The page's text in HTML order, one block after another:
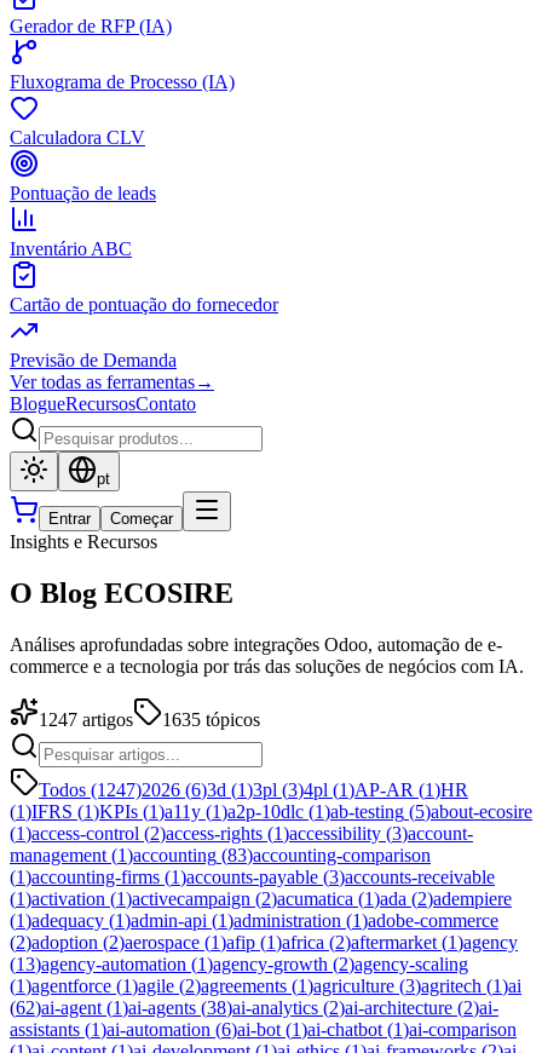
Gerador de RFP (IA)
Fluxograma de Processo (IA)
Calculadora CLV
Pontuação de leads
Inventário ABC
Cartão de pontuação do fornecedor
Previsão de Demanda
Ver todas as ferramentas→
BlogueRecursosContato
pt
Entrar Começar
Insights e Recursos
O Blog ECOSIRE
Análises aprofundadas sobre integrações Odoo, automação de e-
commerce e a tecnologia por trás das soluções de negócios com IA.
1247 artigos 1635 tópicos
Todos (1247)2026 (6)3d (1)3pl (3)4pl (1)AP-AR (1)HR
(1)IFRS (1)KPIs (1)a11y (1)a2p-10dlc (1)ab-testing (5)about-ecosire
(1)access-control (2)access-rights (1)accessibility (3)account-
management (1)accounting (83)accounting-comparison
(1)accounting-firms (1)accounts-payable (3)accounts-receivable
(1)activation (1)activecampaign (2)acumatica (1)ada (2)adempiere
(1)adequacy (1)admin-api (1)administration (1)adobe-commerce
(2)adoption (2)aerospace (1)afip (1)africa (2)aftermarket (1)agency
(13)agency-automation (1)agency-growth (2)agency-scaling
(1)agentforce (1)agile (2)agreements (1)agriculture (3)agritech (1)ai
(62)ai-agent (1)ai-agents (38)ai-analytics (2)ai-architecture (2)ai-
assistants (1)ai-automation (6)ai-bot (1)ai-chatbot (1)ai-comparison